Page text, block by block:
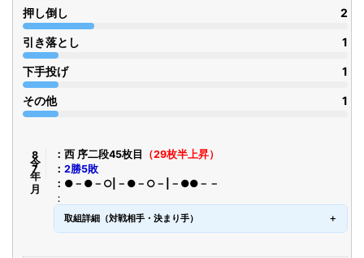
押し倒し 2
引き落とし 1
下手投げ 1
その他 1
令8年7月 西 序二段45枚目
（29枚半上昇）
2勝5敗
●－●－○|－●－○－|－●●－－
取組詳細（対戦相手・決まり手）